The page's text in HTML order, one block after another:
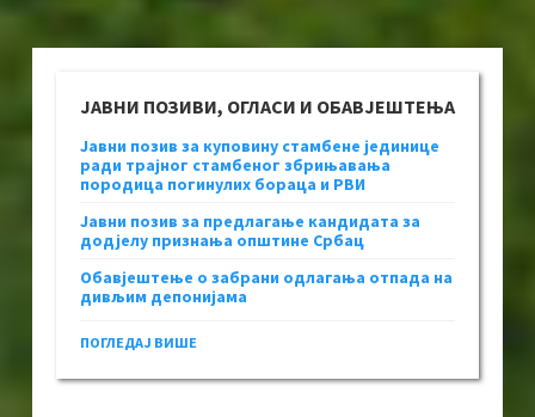
ЈАВНИ ПОЗИВИ, ОГЛАСИ И ОБАВЈЕШТЕЊА
Јавни позив за куповину стамбене јединице
ради трајног стамбеног збрињавања
породица погинулих бораца и РВИ
Јавни позив за предлагање кандидата за
додјелу признања општине Србац
Обавјештење о забрани одлагања отпада на
дивљим депонијама
ПОГЛЕДАЈ ВИШЕ